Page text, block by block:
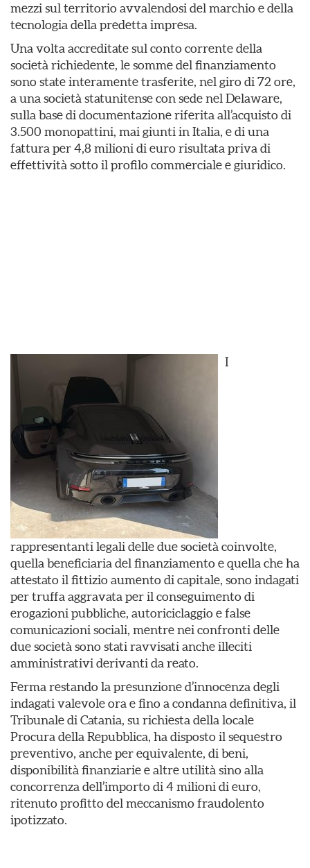
mezzi sul territorio avvalendosi del marchio e della
tecnologia della predetta impresa.
Una volta accreditate sul conto corrente della
società richiedente, le somme del finanziamento
sono state interamente trasferite, nel giro di 72 ore,
a una società statunitense con sede nel Delaware,
sulla base di documentazione riferita all’acquisto di
3.500 monopattini, mai giunti in Italia, e di una
fattura per 4,8 milioni di euro risultata priva di
effettività sotto il profilo commerciale e giuridico.
I
rappresentanti legali delle due società coinvolte,
quella beneficiaria del finanziamento e quella che ha
attestato il fittizio aumento di capitale, sono indagati
per truffa aggravata per il conseguimento di
erogazioni pubbliche, autoriciclaggio e false
comunicazioni sociali, mentre nei confronti delle
due società sono stati ravvisati anche illeciti
amministrativi derivanti da reato.
Ferma restando la presunzione d’innocenza degli
indagati valevole ora e fino a condanna definitiva, il
Tribunale di Catania, su richiesta della locale
Procura della Repubblica, ha disposto il sequestro
preventivo, anche per equivalente, di beni,
disponibilità finanziarie e altre utilità sino alla
concorrenza dell’importo di 4 milioni di euro,
ritenuto profitto del meccanismo fraudolento
ipotizzato.